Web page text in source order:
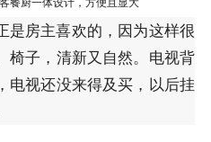
餐厨一体设计，方便且显大
是房主喜欢的，因为这样很
椅子，清新又自然。电视背
电视还没来得及买，以后挂